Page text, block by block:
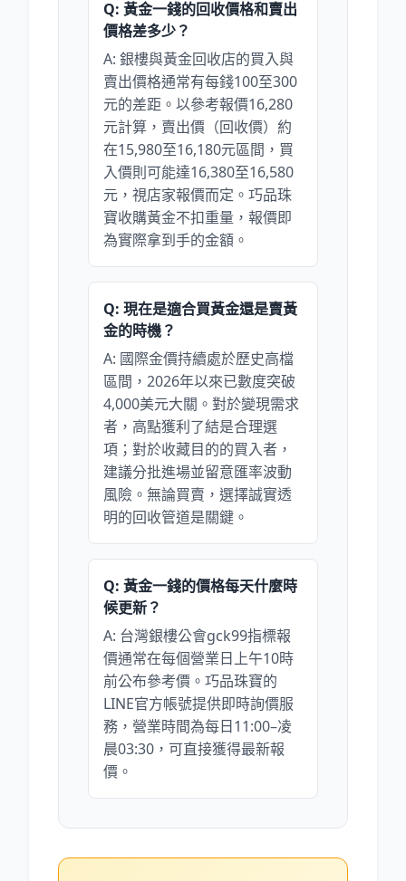
Q: 黃金一錢的回收價格和賣出
價格差多少？
A: 銀樓與黃金回收店的買入與
賣出價格通常有每錢100至300
元的差距。以參考報價16,280
元計算，賣出價（回收價）約
在15,980至16,180元區間，買
入價則可能達16,380至16,580
元，視店家報價而定。巧品珠
寶收購黃金不扣重量，報價即
為實際拿到手的金額。
Q: 現在是適合買黃金還是賣黃
金的時機？
A: 國際金價持續處於歷史高檔
區間，2026年以來已數度突破
4,000美元大關。對於變現需求
者，高點獲利了結是合理選
項；對於收藏目的的買入者，
建議分批進場並留意匯率波動
風險。無論買賣，選擇誠實透
明的回收管道是關鍵。
Q: 黃金一錢的價格每天什麼時
候更新？
A: 台灣銀樓公會gck99指標報
價通常在每個營業日上午10時
前公布參考價。巧品珠寶的
LINE官方帳號提供即時詢價服
務，營業時間為每日11:00–凌
晨03:30，可直接獲得最新報
價。